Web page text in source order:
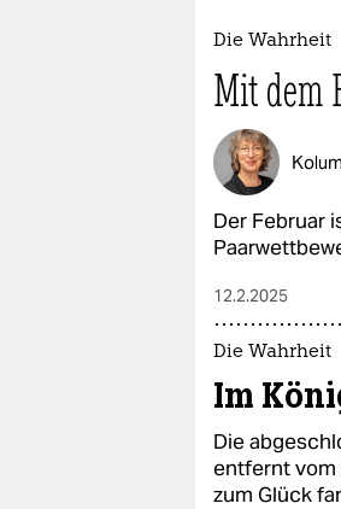
Die Wahrheit
Mit dem
Der Februar
12.2.2025
Die Wahrheit
Im
Die
entfernt vom
zum Glück